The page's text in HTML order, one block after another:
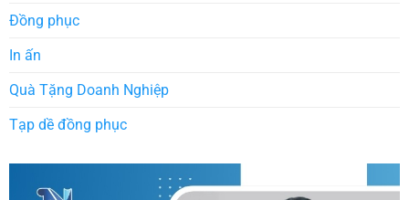
Đồng phục
In ấn
Quà Tặng Doanh Nghiệp
Tạp dề đồng phục